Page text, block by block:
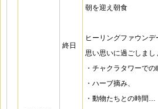
終日
朝を迎え朝食
ヒーリングファウンデ
思い思いに過ごしまし
・チャクラタワーでの
・ハーブ摘み、
・ 動物たちとの時間…